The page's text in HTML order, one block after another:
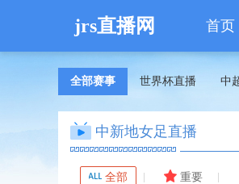
jrs直播网 首页
全部赛事 世界杯直播 中
中新地女足直播
全部 重要